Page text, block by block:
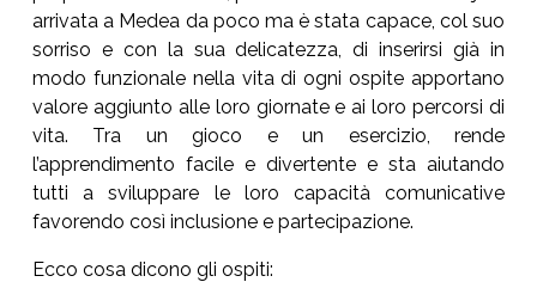
arrivata a Medea da poco ma è stata capace, col suo
sorriso e con la sua delicatezza, di inserirsi già in
modo funzionale nella vita di ogni ospite apportano
valore aggiunto alle loro giornate e ai loro percorsi di
vita. Tra un gioco e un esercizio, rende
l’apprendimento facile e divertente e sta aiutando
tutti a sviluppare le loro capacità comunicative
favorendo così inclusione e partecipazione.
Ecco cosa dicono gli ospiti: